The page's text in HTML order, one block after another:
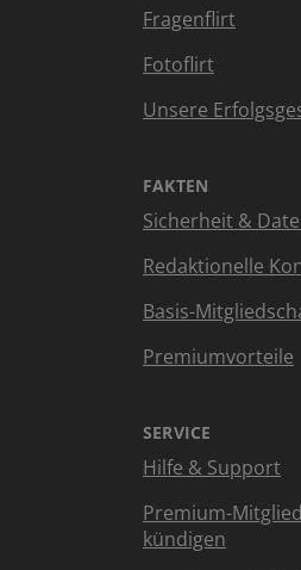
Fragenflirt
Fotoflirt
Unsere
FAKTEN
Sicherheit &
Redaktionelle
Basis-
Premiumvorteile
SERVICE
Hilfe & Support
Premium-
kündigen